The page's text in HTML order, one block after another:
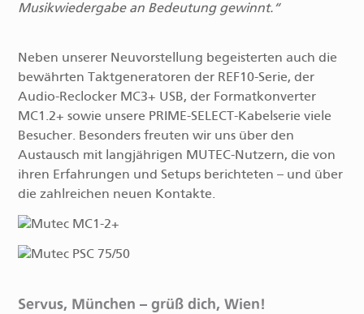
Musikwiedergabe an Bedeutung gewinnt.
Neben unserer Neuvorstellung begeisterten auch die
bewährten Taktgeneratoren der REF10-Serie, der
Audio-Reclocker MC3+ USB, der Formatkonverter
MC1.2+ sowie unsere PRIME-SELECT-Kabelserie viele
Besucher. Besonders freuten wir uns über den
Austausch mit langjährigen MUTEC-Nutzern, die von
ihren Erfahrungen und Setups berichteten – und über
die zahlreichen neuen Kontakte.
Servus, München – grüß dich, Wien!